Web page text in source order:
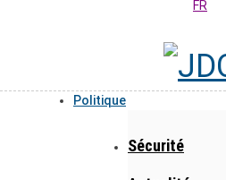
FR
Politique
Sécurité